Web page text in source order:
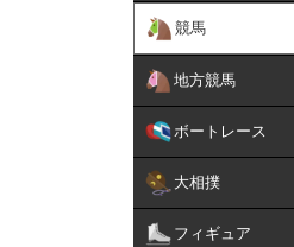
競馬
地方競馬
ボートレース
大相撲
フィギュア